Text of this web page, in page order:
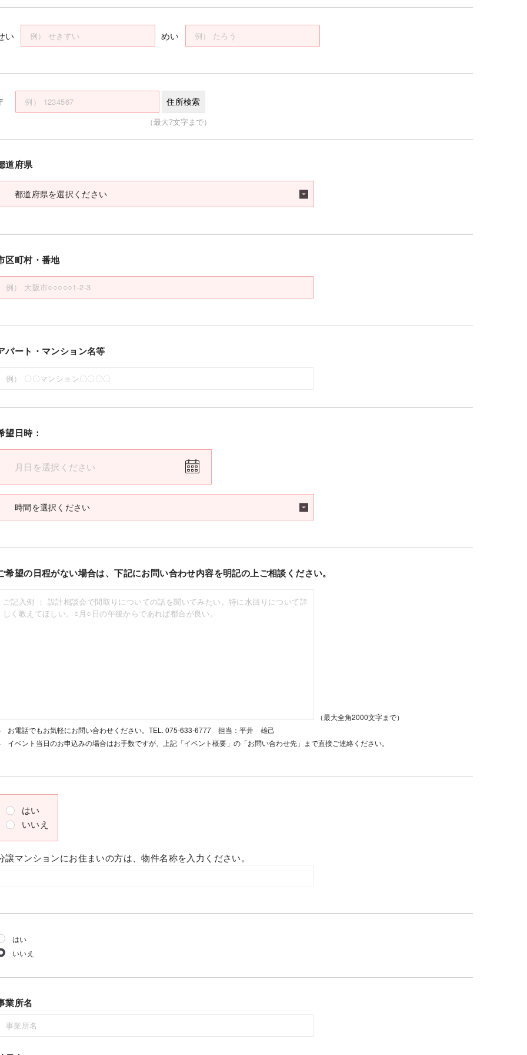
い めい
（最大7文字まで）
住所検索
道府県
区町村・番地
パート・マンション名等
望日時：
希望の日程がない場合は、下記にお問い合わせ内容を明記の上ご相談ください。
（最大全角2000文字まで）
お電話でもお気軽にお問い合わせください。TEL. 075-633-6777 担当：平井 雄己
イベント当日のお申込みの場合はお手数ですが、上記「イベント概要」の「お問い合わせ先」まで直接ご連絡ください。
はい
いいえ
譲マンションにお住まいの方は、物件名称を入力ください。
はい
いいえ
業所名